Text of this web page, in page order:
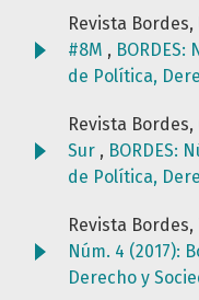
Revista Bordes,
#8M , BORDES:
de Política,
Revista Bordes,
Sur , BORDES:
de Política,
Revista Bordes,
Núm. 4 (2017):
Derecho y